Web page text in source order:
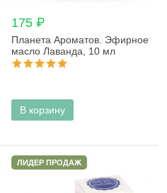
175 ₽
Планета Ароматов. Эфирное
масло Лаванда, 10 мл
В корзину
ЛИДЕР ПРОДАЖ